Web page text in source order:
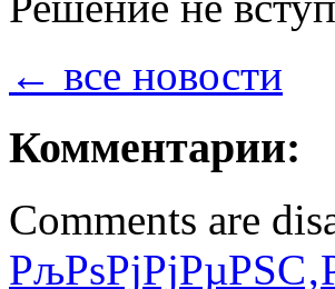
← все новости
Комментарии:
Comments are